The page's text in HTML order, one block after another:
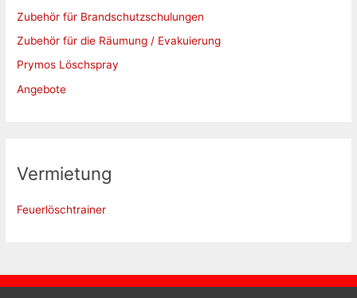
Zubehör für Brandschutzschulungen
Zubehör für die Räumung / Evakuierung
Prymos Löschspray
Angebote
Vermietung
Feuerlöschtrainer